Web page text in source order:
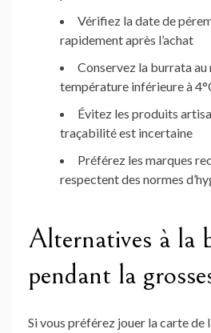
Vérifiez la date de
rapidement après l’achat
Conservez la burrata
température inférieure à
Évitez les produits
traçabilité est incertaine
Préférez les marques
respectent des normes
Alternatives à la
pendant la
Si vous préférez jouer la carte de